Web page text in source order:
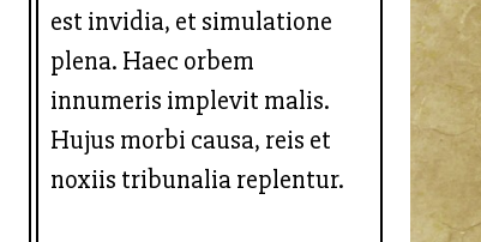
est invidia, et simulatione
plena. Haec orbem
innumeris implevit malis.
Hujus morbi causa, reis et
noxiis tribunalia replentur.